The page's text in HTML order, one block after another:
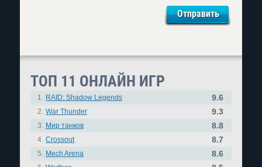
ТОП 11 ОНЛАЙН ИГР
1. RAID: Shadow Legends 9.6
2. War Thunder 9.3
3. Мир танков 8.8
4. Crossout 8.7
5. Mech Arena 8.6